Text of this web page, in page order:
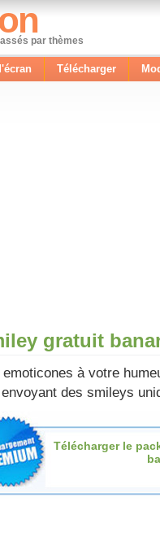
par thèmes
Télécharger
gratuit
emoticones à votre
des smileys
Télécharger le